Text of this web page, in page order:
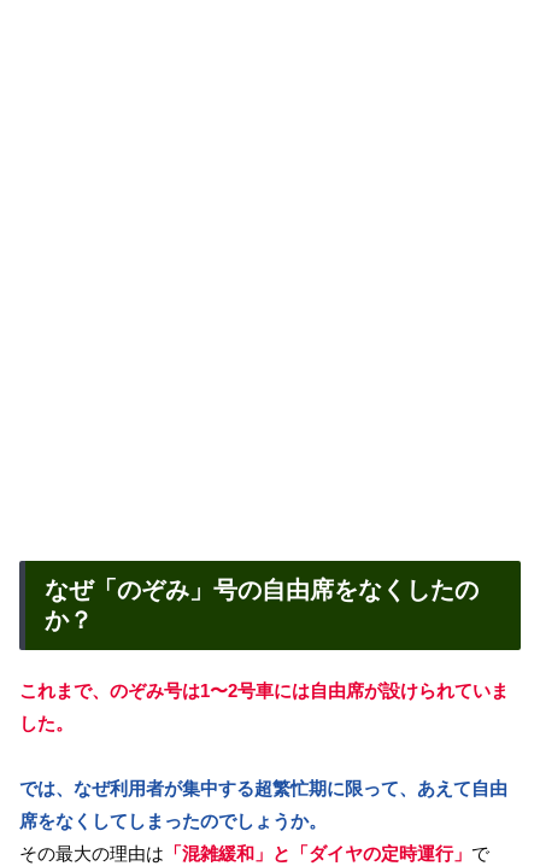
なぜ「のぞみ」号の自由席をなくしたの
か？
これまで、のぞみ号は1〜2号車には自由席が設けられていま
した。
では、なぜ利用者が集中する超繁忙期に限って、あえて自由
席をなくしてしまったのでしょうか。
その最大の理由は 「混雑緩和」と「ダイヤの定時運行」 で